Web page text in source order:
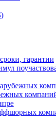
гарантии
зарубежных